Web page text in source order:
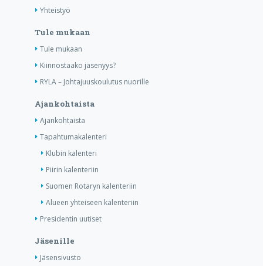
Yhteistyö
Tule mukaan
Tule mukaan
Kiinnostaako jäsenyys?
RYLA – Johtajuuskoulutus nuorille
Ajankohtaista
Ajankohtaista
Tapahtumakalenteri
Klubin kalenteri
Piirin kalenteriin
Suomen Rotaryn kalenteriin
Alueen yhteiseen kalenteriin
Presidentin uutiset
Jäsenille
Jäsensivusto